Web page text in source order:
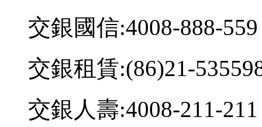
交銀國信:4008-888-559
交銀租賃:(86)21-
交銀人壽:4008-211-211